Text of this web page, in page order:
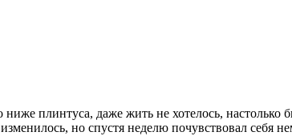
плинтуса, даже жить не хотелось,
но спустя неделю почувствовал себя